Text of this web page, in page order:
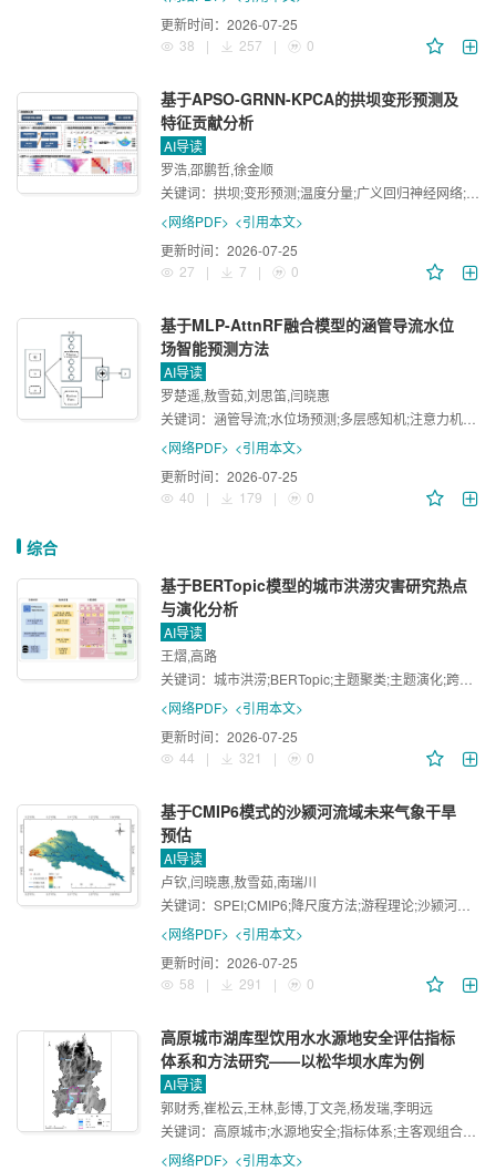
更新时间： 2026-07-25
38
| 257 | 0
基于APSO-GRNN-KPCA的拱坝变形预测及
特征贡献分析
AI导读
罗浩,邵鹏哲,徐金顺
关键词： 拱坝;变形预测;温度分量;广义回归神经网络;SHAP分析
<网络PDF> <引用本文>
更新时间： 2026-07-25
27
| 7 | 0
基于MLP-AttnRF融合模型的涵管导流水位
场智能预测方法
AI导读
罗楚遥,敖雪茹,刘思笛,闫晓惠
关键词： 涵管导流;水位场预测;多层感知机;注意力机制;随机森林
<网络PDF> <引用本文>
更新时间： 2026-07-25
40
| 179 | 0
综合
基于BERTopic模型的城市洪涝灾害研究热点
与演化分析
AI导读
王熠,高路
关键词： 城市洪涝;BERTopic;主题聚类;主题演化;跨学科
<网络PDF> <引用本文>
更新时间： 2026-07-25
44
| 321 | 0
基于CMIP6模式的沙颍河流域未来气象干旱
预估
AI导读
卢钦,闫晓惠,敖雪茹,南瑞川
关键词： SPEI;CMIP6;降尺度方法;游程理论;沙颍河流域
<网络PDF> <引用本文>
更新时间： 2026-07-25
58
| 291 | 0
高原城市湖库型饮用水水源地安全评估指标
体系和方法研究——以松华坝水库为例
AI导读
郭财秀,崔松云,王林,彭博,丁文尧,杨发瑞,李明远
关键词： 高原城市;水源地安全;指标体系;主客观组合赋权;松华坝水库
<网络PDF> <引用本文>